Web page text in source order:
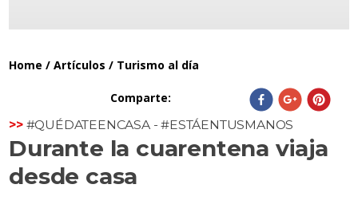
Home /Artículos / Turismo al día
Comparte:
>> #QUÉDATEENCASA - #ESTÁENTUSMANOS
Durante la cuarentena viaja
desde casa